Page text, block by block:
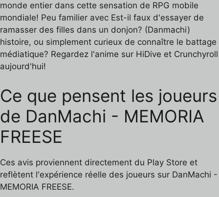
monde entier dans cette sensation de RPG mobile
mondiale! Peu familier avec Est-il faux d'essayer de
ramasser des filles dans un donjon? (Danmachi)
histoire, ou simplement curieux de connaître le battage
médiatique? Regardez l'anime sur HiDive et Crunchyroll
aujourd'hui!
Ce que pensent les joueurs
de DanMachi - MEMORIA
FREESE
Ces avis proviennent directement du Play Store et
reflètent l'expérience réelle des joueurs sur DanMachi -
MEMORIA FREESE.